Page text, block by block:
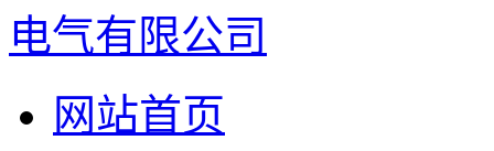
网站首页